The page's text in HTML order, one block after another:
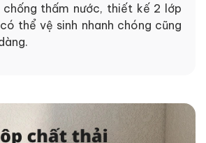
thấm nước, thiết kế 2 lớp
thể vệ sinh nhanh chóng cũng